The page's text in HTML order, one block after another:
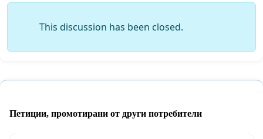
This discussion has been closed.
Петиции, промотирани от други потребители